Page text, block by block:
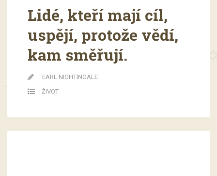
Lidé, kteří mají cíl,
uspějí, protože vědí,
kam směřují.
EARL NIGHTINGALE
ŽIVOT